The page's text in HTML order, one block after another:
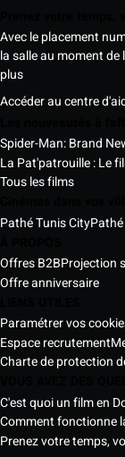
Avec le placement
la salle au moment de
plus
Accéder au centre
Spider-Man: Brand
La Pat'patrouille : Le
Tous les films
Pathé Tunis City
Offres B2BProjection
Offre anniversaire
Paramétrer vos
Espace recrutement
Charte de protection
C'est quoi un film en
Comment fonctionne
Prenez votre temps,